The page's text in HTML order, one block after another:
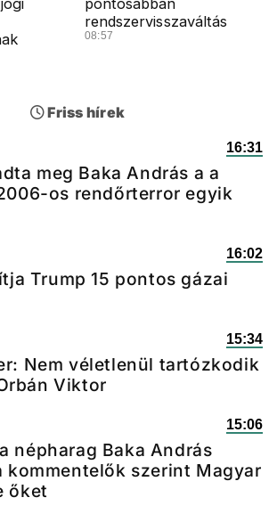
pontosabban
rendszervisszaváltás
08:57
Friss hírek
16:31
meg Baka András a a
os rendőrterror egyik
16:02
Trump 15 pontos gázai
15:34
Nem véletlenül tartózkodik
Viktor
15:06
népharag Baka András
kommentelők szerint Magyar
őket